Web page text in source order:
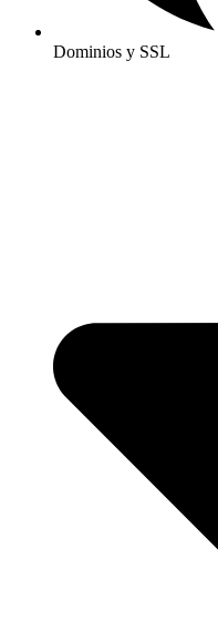
Dominios y SSL